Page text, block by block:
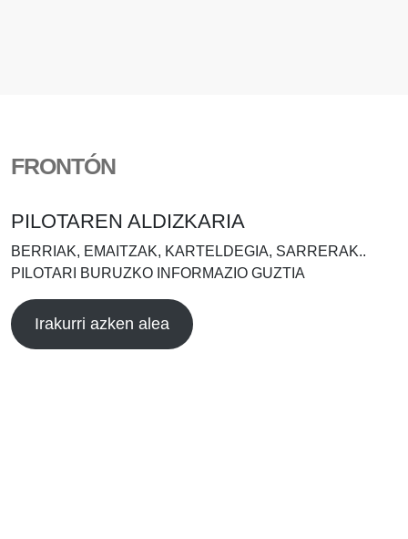
FRONTÓN
PILOTAREN ALDIZKARIA
BERRIAK, EMAITZAK, KARTELDEGIA, SARRERAK..
PILOTARI BURUZKO INFORMAZIO GUZTIA
Irakurri azken alea